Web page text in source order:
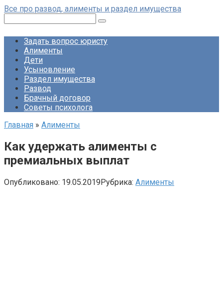
Перейти
контенту
Все про развод, алименты и раздел имущества
Задать вопрос юристу
Алименты
Дети
Усыновление
Раздел имущества
Развод
Брачный договор
Советы психолога
Главная » Алименты
Как удержать алименты с
премиальных выплат
Опубликовано: 19.05.2019Рубрика: Алименты